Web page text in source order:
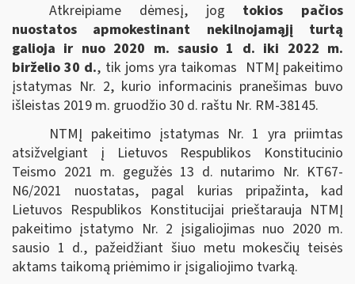
Atkreipiame dėmesį, jog tokios pačios
nuostatos apmokestinant nekilnojamąjį turtą
galioja ir nuo 2020 m. sausio 1 d. iki 2022 m.
birželio 30 d., tik joms yra taikomas NTMĮ pakeitimo
įstatymas Nr. 2, kurio informacinis pranešimas buvo
išleistas 2019 m. gruodžio 30 d. raštu Nr. RM-38145.
NTMĮ pakeitimo įstatymas Nr. 1 yra priimtas
atsižvelgiant į Lietuvos Respublikos Konstitucinio
Teismo 2021 m. gegužės 13 d. nutarimo Nr. KT67-
N6/2021 nuostatas, pagal kurias pripažinta, kad
Lietuvos Respublikos Konstitucijai prieštarauja NTMĮ
pakeitimo įstatymo Nr. 2 įsigaliojimas nuo 2020 m.
sausio 1 d., pažeidžiant šiuo metu mokesčių teisės
aktams taikomą priėmimo ir įsigaliojimo tvarką.